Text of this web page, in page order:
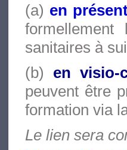
(a) en
sanitaires à
(b) en visio-
peuvent être
formation via
Le lien sera